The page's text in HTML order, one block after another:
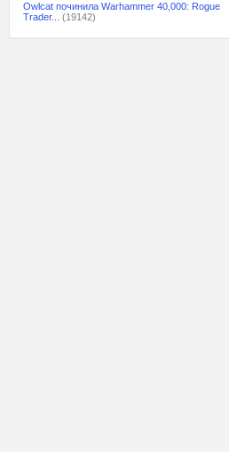
Owlcat починила Warhammer 40,000: Rogue
Trader...
(19142)